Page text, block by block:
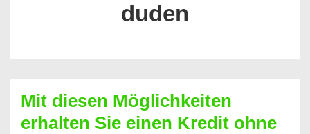
duden
Mit diesen Möglichkeiten
erhalten Sie einen Kredit ohne